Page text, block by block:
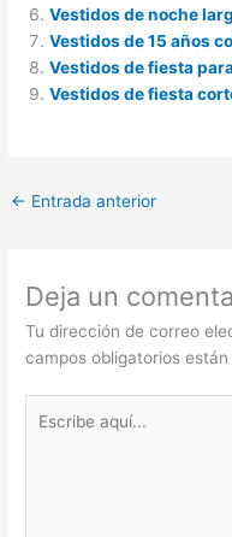
Vestidos de noche
Vestidos de 15 años
Vestidos de fiesta
Vestidos de fiesta
← Entrada anterior
Deja un
Tu dirección de correo
campos obligatorios
aquí...